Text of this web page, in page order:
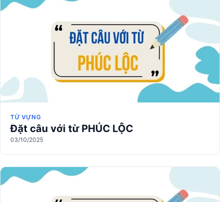
TỪ VỰNG
Đặt câu với từ PHÚC LỘC
03/10/2025